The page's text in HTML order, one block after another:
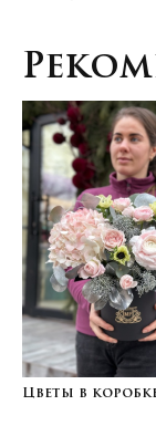
Цветы в